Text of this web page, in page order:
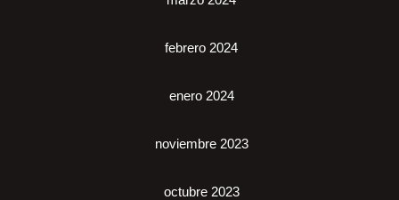
febrero 2024
enero 2024
noviembre 2023
octubre 2023